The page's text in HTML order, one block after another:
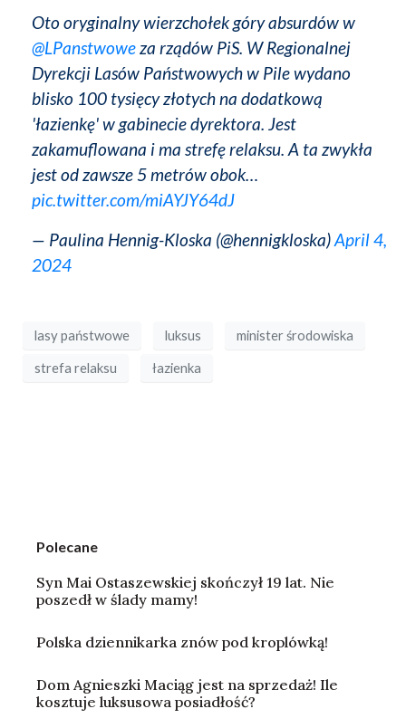
Oto oryginalny wierzchołek góry absurdów w
@LPanstwowe za rządów PiS. W Regionalnej
Dyrekcji Lasów Państwowych w Pile wydano
blisko 100 tysięcy złotych na dodatkową
'łazienkę' w gabinecie dyrektora. Jest
zakamuflowana i ma strefę relaksu. A ta zwykła
jest od zawsze 5 metrów obok…
pic.twitter.com/miAYJY64dJ
— Paulina Hennig-Kloska (@hennigkloska)April 4,
2024
lasy państwowe luksus minister środowiska
strefa relaksu łazienka
Polecane
Syn Mai Ostaszewskiej skończył 19 lat. Nie
poszedł w ślady mamy!
Polska dziennikarka znów pod kroplówką!
Dom Agnieszki Maciąg jest na sprzedaż! Ile
kosztuje luksusowa posiadłość?